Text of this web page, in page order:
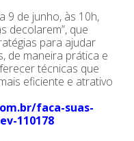
9 de junho, às 10h,
decolarem”, que
para ajudar
de maneira prática e
técnicas que
eficiente e atrativo
faca-suas-
110178